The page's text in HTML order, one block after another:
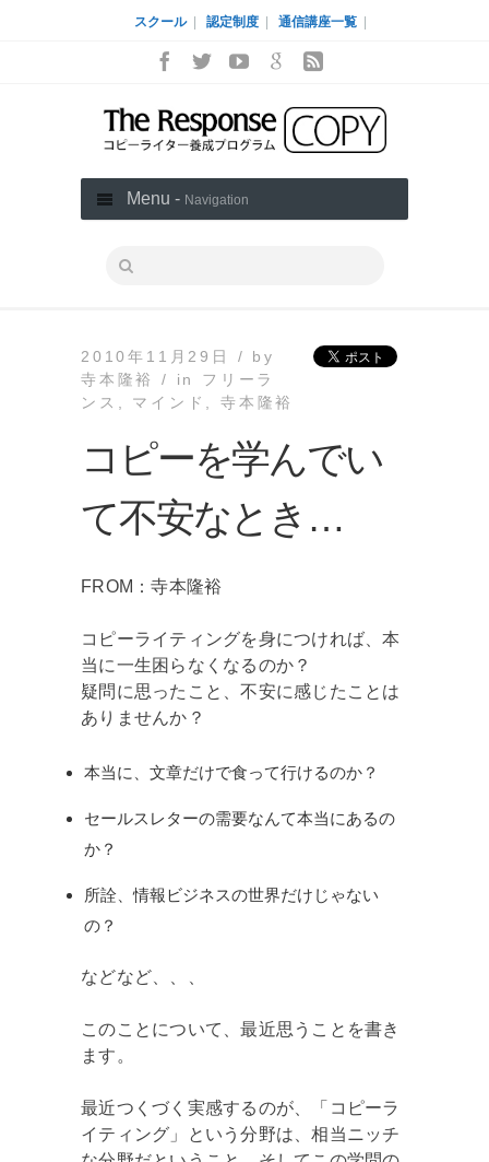
スクール 認定制度 通信講座一覧
Menu - Navigation
2010年11月29日 / by
寺本隆裕 / in
フリーラ
ンス
マインド ,寺本隆裕
コピーを学んでい
て不安なとき…
FROM：寺本隆裕
コピーライティングを身につければ、本
当に一生困らなくなるのか？
疑問に思ったこと、不安に感じたことは
ありませんか？
本当に、文章だけで食って行けるのか？
セールスレターの需要なんて本当にあるの
か？
所詮、情報ビジネスの世界だけじゃない
の？
などなど、、、
このことについて、最近思うことを書き
ます。
最近つくづく実感するのが、「コピーラ
イティング」という分野は、相当ニッチ